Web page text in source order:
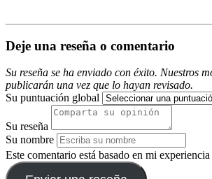
Deje una reseña o comentario
Su reseña se ha enviado con éxito. Nuestros
publicarán una vez que lo hayan revisado.
Su puntuación global
Su reseña
Su nombre
Este comentario está basado en mi